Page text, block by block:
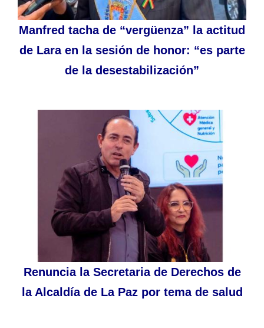
Manfred tacha de “vergüenza” la actitud
de Lara en la sesión de honor: “es parte
de la desestabilización”
Renuncia la Secretaria de Derechos de
la Alcaldía de La Paz por tema de salud